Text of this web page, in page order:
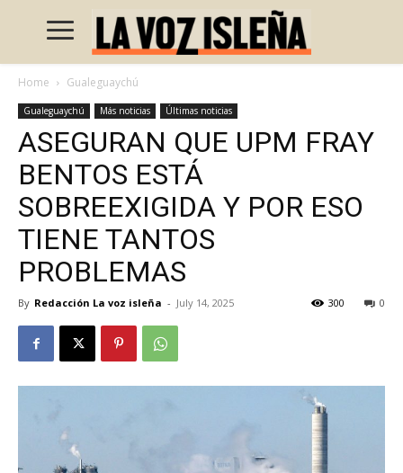
Home Gualeguaychú
Gualeguaychú Más noticias Últimas noticias
ASEGURAN QUE UPM FRAY
BENTOS ESTÁ
SOBREEXIGIDA Y POR ESO
TIENE TANTOS
PROBLEMAS
By Redacción La voz isleña - July 14, 2025 0
300